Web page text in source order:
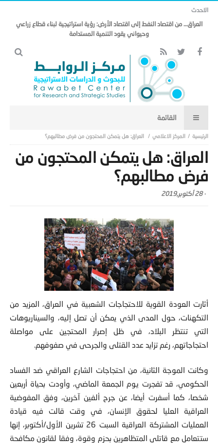
الاحدث
العراق… من اقتصاد النفط إلى اقتصاد الأرض: رؤية استراتيجية لبناء قطاع زراعي
وحيواني يقود التنمية المستدامة
المركز الاعلامي العراق: هل يتمكن المحتجون من فرض مطالبهم؟
العراق: هل يتمكن المحتجون من
فرض مطالبهم؟
-28 أكتوبر,2019
أثارت العودة القوية للاحتجاجات الشعبية في العراق، المزيد من
التكهنات، حول المدى الذي يمكن أن تصل إليه، والسيناريوهات
التي تنتظر البلاد، في ظل إصرار المحتجين على مواصلة
احتجاجاتهم، رغم تزايد عدد القتلى والجرحى في صفوفهم.
وكانت الموجة الثانية، من احتجاجات الشارع العراقي ضد الفساد
الحكومي، قد تفجرت يوم الجمعة الماضي، وأودت بحياة أربعين
شخصا، كما أسفرت أيضا، عن جرح ألفين آخرين، وفق المفوضية
العراقية العليا لحقوق الإنسان، في وقت قالت فيه قيادة
العمليات المشتركة العراقية السبت 26 تشرين الأول/أكتوبر، إنها
ستتعامل مع قاتلي المتظاهرين بحزم وقوة، وفقا لقانون مكافحة